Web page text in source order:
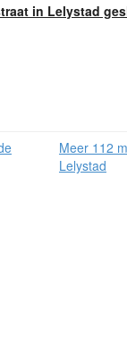
in Lelystad
Meer 112
Lelystad